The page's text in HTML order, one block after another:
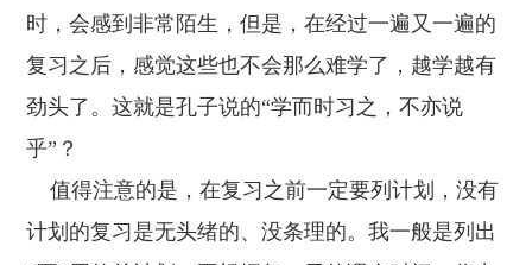
时，会感到非常陌生，但是，在经过一遍又一遍的
复习之后，感觉这些也不会那么难学了，越学越有
劲头了。这就是孔子说的“学而时习之，不亦说
乎”？
值得注意的是，在复习之前一定要列计划，没有
计划的复习是无头绪的、没条理的。我一般是列出